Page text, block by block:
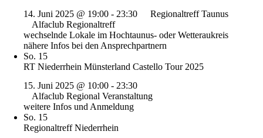
14. Juni 2025 @ 19:00 - 23:30
Regionaltreff Taunus
Alfaclub Regionaltreff
wechselnde Lokale im Hochtaunus- oder Wetteraukreis
nähere Infos bei den Ansprechpartnern
So. 15
RT Niederrhein Münsterland Castello Tour 2025
15. Juni 2025 @ 10:00 - 23:30
Alfaclub Regional Veranstaltung
weitere Infos und Anmeldung
So. 15
Regionaltreff Niederrhein